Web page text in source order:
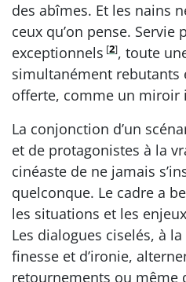
des abîmes. Et les nains
ceux qu’on pense. Servie
exceptionnels [2], toute
simultanément rebutants
offerte, comme un miroir
La conjonction d’un
et de protagonistes à la
cinéaste de ne jamais
quelconque. Le cadre a
les situations et les
Les dialogues ciselés, à
finesse et d’ironie,
retournements ou même